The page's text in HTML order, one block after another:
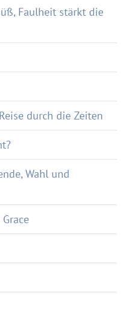
Faulheit stärkt die
durch die Zeiten
Wahl und